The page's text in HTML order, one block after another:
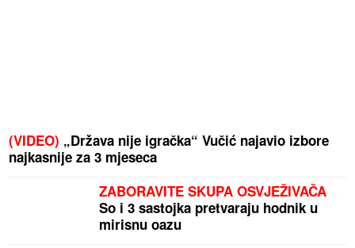
(VIDEO) „Država nije igračka“ Vučić najavio izbore
najkasnije za 3 mjeseca
ZABORAVITE SKUPA OSVJEŽIVAČA
So i 3 sastojka pretvaraju hodnik u
mirisnu oazu